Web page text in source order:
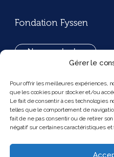
Gérer le
Pour offrir les meilleures expériences,
que les cookies pour stocker et/ou
Le fait de consentir à ces technologies
telles que le comportement de
fait de ne pas consentir ou de retirer
négatif sur certaines caractéristiques et
Fondation Fyssen
Nous contacter
194, rue de Rivoli 75001
Nous suivre